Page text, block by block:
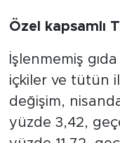
Özel kapsamlı
İşlenmemiş
içkiler ve tütün
değişim,
yüzde 3,42,